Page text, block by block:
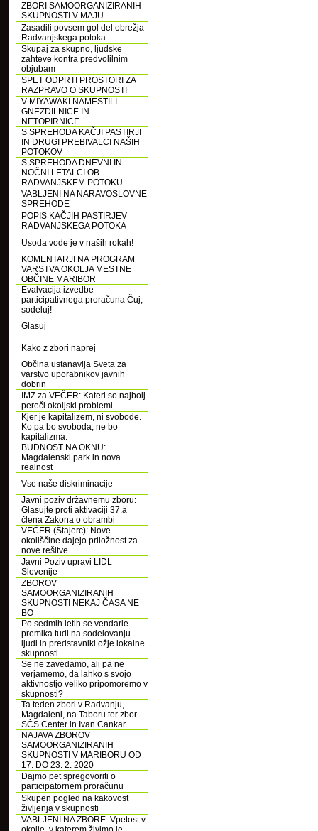
ZBORI SAMOORGANIZIRANIH
SKUPNOSTI V MAJU
Zasadili povsem gol del obrežja
Radvanjskega potoka
Skupaj za skupno, ljudske
zahteve kontra predvolilnim
objubam
SPET ODPRTI PROSTORI ZA
RAZPRAVO O SKUPNOSTI
V MIYAWAKI NAMESTILI
GNEZDILNICE IN
NETOPIRNICE
S SPREHODA KAČJI PASTIRJI
IN DRUGI PREBIVALCI NAŠIH
POTOKOV
S SPREHODA DNEVNI IN
NOČNI LETALCI OB
RADVANJSKEM POTOKU
VABLJENI NA NARAVOSLOVNE
SPREHODE
POPIS KAČJIH PASTIRJEV
RADVANJSKEGA POTOKA
Usoda vode je v naših rokah!
KOMENTARJI NA PROGRAM
VARSTVA OKOLJA MESTNE
OBČINE MARIBOR
Evalvacija izvedbe
participativnega proračuna Čuj,
sodeluj!
Glasuj
Kako z zbori naprej
Občina ustanavlja Sveta za
varstvo uporabnikov javnih
dobrin
IMZ za VEČER: Kateri so najbolj
pereči okoljski problemi
Kjer je kapitalizem, ni svobode.
Ko pa bo svoboda, ne bo
kapitalizma.
BUDNOST NA OKNU:
Magdalenski park in nova
realnost
Vse naše diskriminacije
Javni poziv državnemu zboru:
Glasujte proti aktivaciji 37.a
člena Zakona o obrambi
VEČER (Štajerc): Nove
okoliščine dajejo priložnost za
nove rešitve
Javni Poziv upravi LIDL
Slovenije
ZBOROV
SAMOORGANIZIRANIH
SKUPNOSTI NEKAJ ČASA NE
BO
Po sedmih letih se vendarle
premika tudi na sodelovanju
ljudi in predstavniki ožje lokalne
skupnosti
Se ne zavedamo, ali pa ne
verjamemo, da lahko s svojo
aktivnostjo veliko pripomoremo v
skupnosti?
Ta teden zbori v Radvanju,
Magdaleni, na Taboru ter zbor
SČS Center in Ivan Cankar
NAJAVA ZBOROV
SAMOORGANIZIRANIH
SKUPNOSTI V MARIBORU OD
17. DO 23. 2. 2020
Dajmo pet spregovoriti o
participatornem proračunu
Skupen pogled na kakovost
življenja v skupnosti
VABLJENI NA ZBORE: Vpetost v